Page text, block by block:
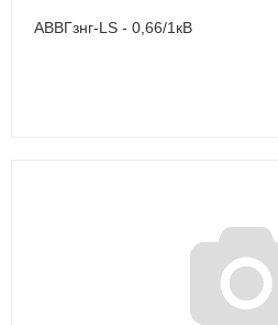
АВВГзнг-LS - 0,66/1кВ